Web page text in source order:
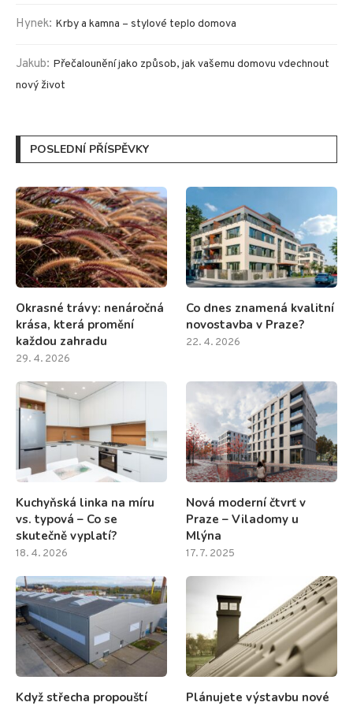
Hynek: Krby a kamna – stylové teplo domova
Jakub: Přečalounění jako způsob, jak vašemu domovu vdechnout
nový život
POSLEDNÍ PŘÍSPĚVKY
Okrasné trávy: nenáročná
krása, která promění
každou zahradu
29. 4. 2026
Co dnes znamená kvalitní
novostavba v Praze?
22. 4. 2026
Kuchyňská linka na míru
vs. typová – Co se
skutečně vyplatí?
18. 4. 2026
Nová moderní čtvrť v
Praze – Viladomy u
Mlýna
17. 7. 2025
Když střecha propouští
Plánujete výstavbu nové